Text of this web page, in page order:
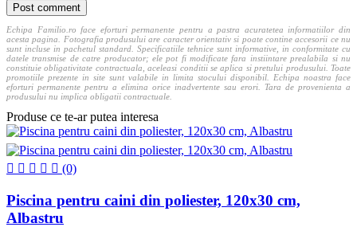
Echipa Familio.ro face eforturi permanente pentru a pastra acuratetea informatiilor din
acesta pagina. Fotografia produsului are caracter orientativ si poate contine accesorii ce nu
sunt incluse in pachetul standard. Specificatiile tehnice sunt informative, in conformitate cu
datele transmise de catre producator; ele pot fi modificate fara instiintare prealabila si nu
constituie obligativitate contractuala, aceleasi conditii se aplica si pretului produsului. Toate
promotiile prezente in site sunt valabile in limita stocului disponibil. Echipa noastra face
eforturi permanente pentru a elimina orice inadvertente sau erori. Tara de provenienta a
produsului nu implica obligatii contractuale.
Produse ce te-ar putea interesa
(0)
Piscina pentru caini din poliester, 120x30 cm,
Albastru